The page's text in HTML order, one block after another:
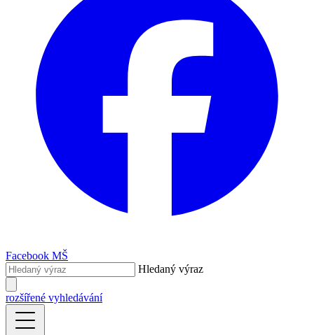
Facebook MŠ
Hledaný výraz
rozšířené vyhledávání